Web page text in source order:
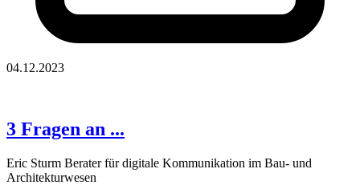
04.12.2023
3 Fragen an ...
Eric Sturm Berater für digitale Kommunikation im Bau- und
Architekturwesen